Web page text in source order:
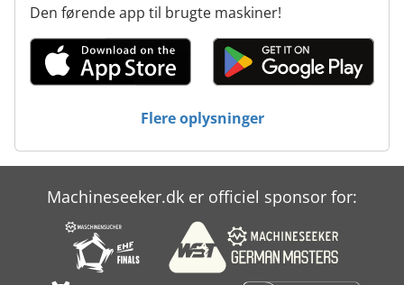
Tur 560
Den førende app til brugte maskiner!
Flere oplysninger
Machineseeker.dk er officiel sponsor for: